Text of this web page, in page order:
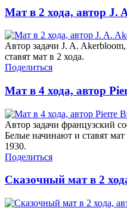
Мат в 2 хода, автор J.
Автор задачи J. A.
ставят мат в 2 хода.
Поделиться
Мат в 4 хода, автор
Автор задачи французский
Белые начинают и ставят
1930.
Поделиться
Сказочный мат в 2